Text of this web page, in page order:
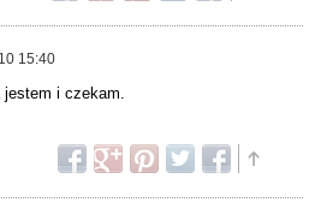
15:40
i czekam.